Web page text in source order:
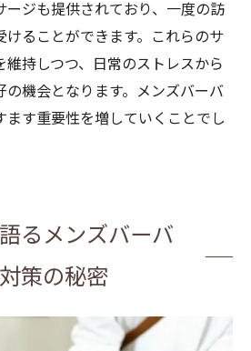
ージも提供されており、一度の訪
けることができます。これらのサ
維持しつつ、日常のストレスから
の機会となります。メンズバーバ
ます重要性を増していくことでし
るメンズバーバ
策の秘密